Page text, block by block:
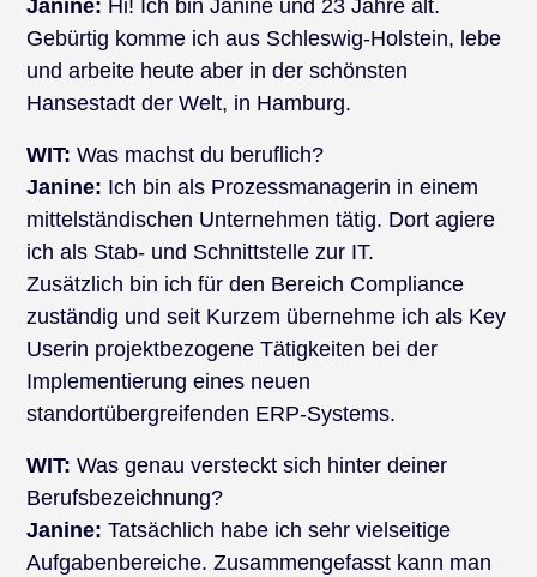
Janine: Hi! Ich bin Janine und 23 Jahre alt.
Gebürtig komme ich aus Schleswig-Holstein, lebe
und arbeite heute aber in der schönsten
Hansestadt der Welt, in Hamburg.
WIT: Was machst du beruflich?
Janine: Ich bin als Prozessmanagerin in einem
mittelständischen Unternehmen tätig. Dort agiere
ich als Stab- und Schnittstelle zur IT.
Zusätzlich bin ich für den Bereich Compliance
zuständig und seit Kurzem übernehme ich als Key
Userin projektbezogene Tätigkeiten bei der
Implementierung eines neuen
standortübergreifenden ERP-Systems.
WIT: Was genau versteckt sich hinter deiner
Berufsbezeichnung?
Janine: Tatsächlich habe ich sehr vielseitige
Aufgabenbereiche. Zusammengefasst kann man